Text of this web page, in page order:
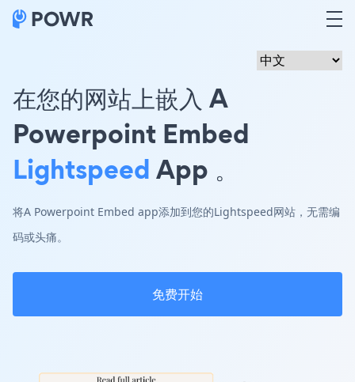
在您的网站上嵌入 A
Powerpoint Embed
LightspeedApp 。
将A Powerpoint Embed app添加到您的Lightspeed网站，无需编
码或头痛。
免费开始